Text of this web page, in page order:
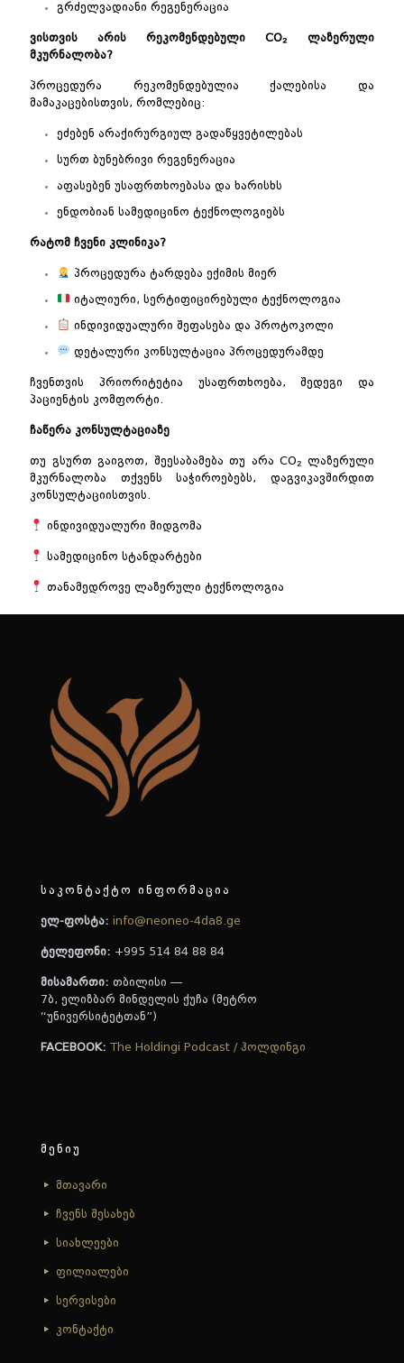
გრძელვადიანი რეგენერაცია
ვისთვის არის რეკომენდებული CO₂ ლაზერული
მკურნალობა?
პროცედურა რეკომენდებულია ქალებისა და
მამაკაცებისთვის, რომლებიც:
ეძებენ არაქირურგიულ გადაწყვეტილებას
სურთ ბუნებრივი რეგენერაცია
აფასებენ უსაფრთხოებასა და ხარისხს
ენდობიან სამედიცინო ტექნოლოგიებს
რატომ ჩვენი კლინიკა?
პროცედურა ტარდება ექიმის მიერ
იტალიური, სერტიფიცირებული ტექნოლოგია
ინდივიდუალური შეფასება და პროტოკოლი
დეტალური კონსულტაცია პროცედურამდე
ჩვენთვის პრიორიტეტია უსაფრთხოება, შედეგი და
პაციენტის კომფორტი.
ჩაწერა კონსულტაციაზე
თუ გსურთ გაიგოთ, შეესაბამება თუ არა CO₂ ლაზერული
მკურნალობა თქვენს საჭიროებებს, დაგვიკავშირდით
კონსულტაციისთვის.
ინდივიდუალური მიდგომა
სამედიცინო სტანდარტები
თანამედროვე ლაზერული ტექნოლოგია
საკონტაქტო ინფორმაცია
ელ-ფოსტა: info@neoneo-4da8.ge
ტელეფონი: +995 514 84 88 84
მისამართი: თბილისი —
7ბ, ელიზბარ მინდელის ქუჩა (მეტრო
“უნივერსიტეტთან”)
FACEBOOK: The Holdingi Podcast / ჰოლდინგი
მენიუ
მთავარი
ჩვენს შესახებ
სიახლეები
ფილიალები
სერვისები
კონტაქტი